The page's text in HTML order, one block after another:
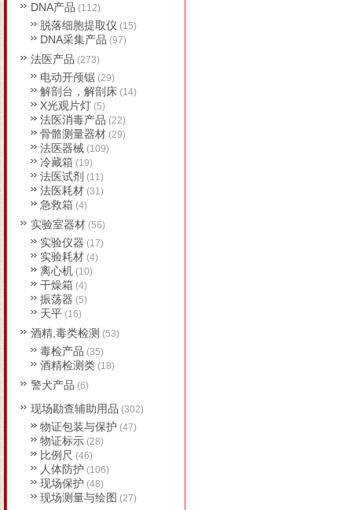
DNA产品 (112)
脱落细胞提取仪 (15)
DNA采集产品 (97)
法医产品 (273)
电动开颅锯 (29)
解剖台，解剖床 (14)
X光观片灯 (5)
法医消毒产品 (22)
骨骼测量器材 (29)
法医器械 (109)
冷藏箱 (19)
法医试剂 (11)
法医耗材 (31)
急救箱 (4)
实验室器材 (56)
实验仪器 (17)
实验耗材 (4)
离心机 (10)
干燥箱 (4)
振荡器 (5)
天平 (16)
酒精,毒类检测 (53)
毒检产品 (35)
酒精检测类 (18)
警犬产品 (6)
现场勘查辅助用品 (302)
物证包装与保护 (47)
物证标示 (28)
比例尺 (46)
人体防护 (106)
现场保护 (48)
现场测量与绘图 (27)